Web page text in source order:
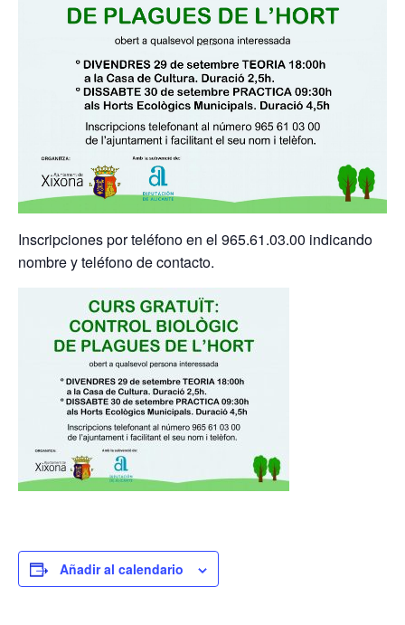
Inscripciones por teléfono en el 965.61.03.00 indicando
nombre y teléfono de contacto.
Añadir al calendario